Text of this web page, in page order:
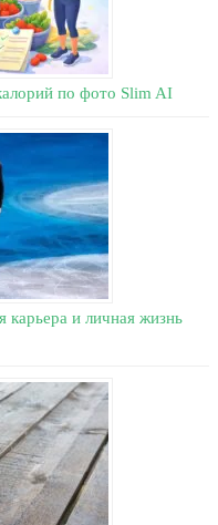
по фото Slim AI
карьера и личная жизнь